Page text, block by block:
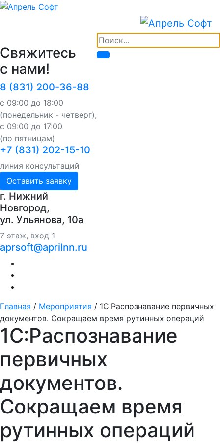
Свяжитесь
с нами!
8 (831) 200-36-88
с 09:00 до 18:00
(понедельник - четверг),
с 09:00 до 17:00
(по пятницам)
+7 (831) 202-15-10
линия консультаций
Оставить заявку
г. Нижний
Новгород,
ул. Ульянова, 10a
7 этаж, вход 1
aprsoft@aprilnn.ru
Главная / Мероприятия / 1С:Распознавание первичных
документов. Сокращаем время рутинных операций
1С:Распознавание
первичных
документов.
Сокращаем время
рутинных операций